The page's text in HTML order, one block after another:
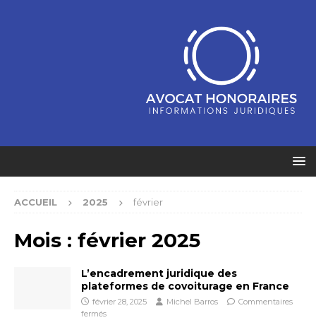
ACCUEIL 2025 février
Mois : février 2025
L’encadrement juridique des
plateformes de covoiturage en France
février 28, 2025 Michel Barros
Commentaires
fermés